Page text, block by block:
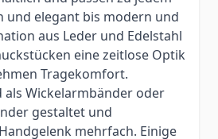
und elegant bis modern und
aus Leder und Edelstahl
eine zeitlose Optik
Tragekomfort.
als Wickelarmbänder oder
gestaltet und
mehrfach. Einige